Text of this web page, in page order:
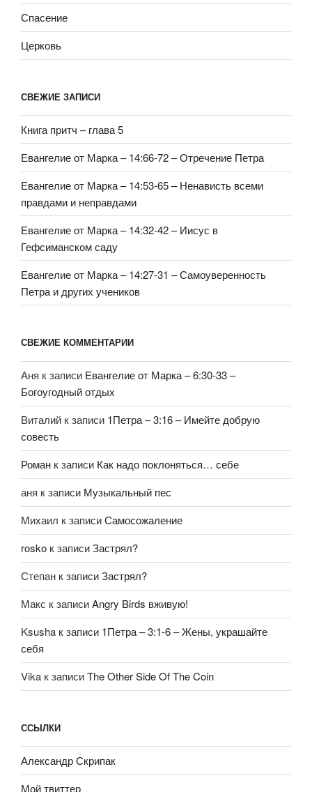
Спасение
Церковь
СВЕЖИЕ ЗАПИСИ
Книга притч – глава 5
Евангелие от Марка – 14:66-72 – Отречение Петра
Евангелие от Марка – 14:53-65 – Ненависть всеми
правдами и неправдами
Евангелие от Марка – 14:32-42 – Иисус в
Гефсиманском саду
Евангелие от Марка – 14:27-31 – Самоуверенность
Петра и других учеников
СВЕЖИЕ КОММЕНТАРИИ
Аня к записи Евангелие от Марка – 6:30-33 –
Богоугодный отдых
Виталий к записи 1Петра – 3:16 – Имейте добрую
совесть
Роман к записи Как надо поклоняться… себе
аня к записи Музыкальный пес
Михаил к записиСамосожаление
rosko к записиЗастрял?
Степан к записиЗастрял?
Макс к записиAngry Birds вживую!
Ksusha к записи 1Петра – 3:1-6 – Жены, украшайте
себя
Vika к записиThe Other Side Of The Coin
ССЫЛКИ
Александр Скрипак
Мой твиттер